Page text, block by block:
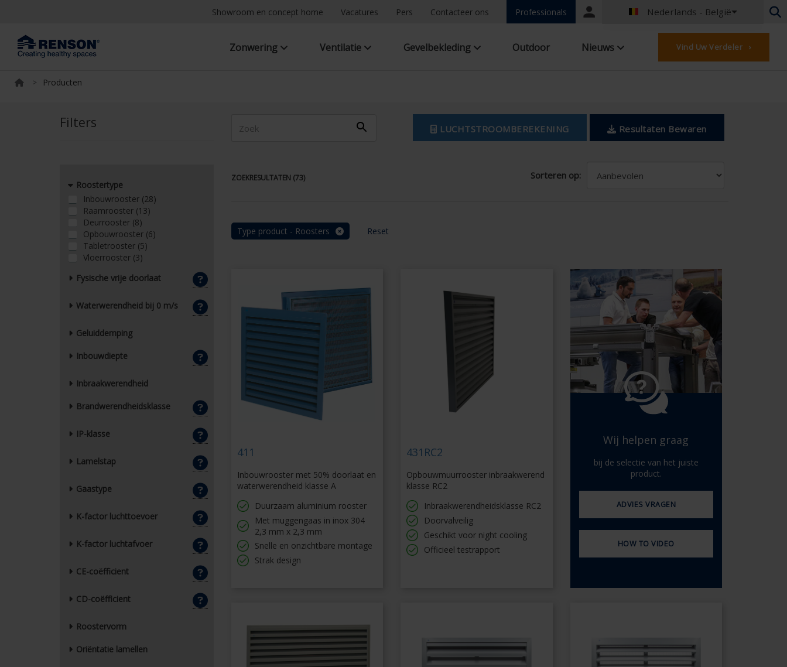
Showroom en concept home Vacatures Pers Contacteer ons Professionals
Portal
Nederlands - België
Nederlands - België
Frans - België
Nederlands - Nederland
Engels - United Kingdom
Engels - USA
Duits - Zwitserland
Spaans - Spanje
Deens - Denemarken
Noors - Noorwegen
Zweeds - Zweden
Engels - Ierland
Engels - Canada
Midden-Oosten
Russisch - Rusland
Chinees - China
Zonwering Ventilatie Gevelbekleding Outdoor Nieuws Vind Uw Verdeler ›
> Producten
Filters
Roostertype
Inbouwrooster (28)
Raamrooster (13)
Deurrooster (8)
Opbouwrooster (6)
Tabletrooster (5)
Vloerrooster (3)
Fysische vrije doorlaat
Waterwerendheid bij 0 m/s
Geluiddemping
Inbouwdiepte
Inbraakwerendheid
Brandwerendheidsklasse
IP-klasse
Lamelstap
Gaastype
K-factor luchttoevoer
K-factor luchtafvoer
CE-coëfficient
CD-coëfficient
Roostervorm
Oriëntatie lamellen
LUCHTSTROOMBEREKENING Resultaten Bewaren
ZOEKRESULTATEN (73) Sorteren op:
Type product - Roosters Reset
411
Inbouwrooster met 50% doorlaat en
waterwerendheid klasse A
Duurzaam aluminium rooster
Met muggengaas in inox 304
2,3 mm x 2,3 mm
Snelle en onzichtbare montage
Strak design
431RC2
Opbouwmuurrooster inbraakwerend
klasse RC2
Inbraakwerendheidsklasse RC2
Doorvalveilig
Geschikt voor night cooling
Officieel testrapport
Wij helpen graag
bij de selectie van het juiste
product.
ADVIES VRAGEN
HOW TO VIDEO